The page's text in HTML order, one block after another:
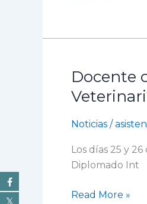
San
Martín
Docente
Noticias /
Los días 25 y
Diplomado Int
Docente
chileno
fortalece
la
internacional
en
Diplomado
Read More »